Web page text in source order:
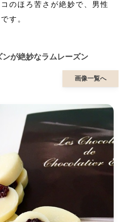
のほろ苦さが絶妙で、男性
す。
が絶妙なラムレーズン
画像一覧へ